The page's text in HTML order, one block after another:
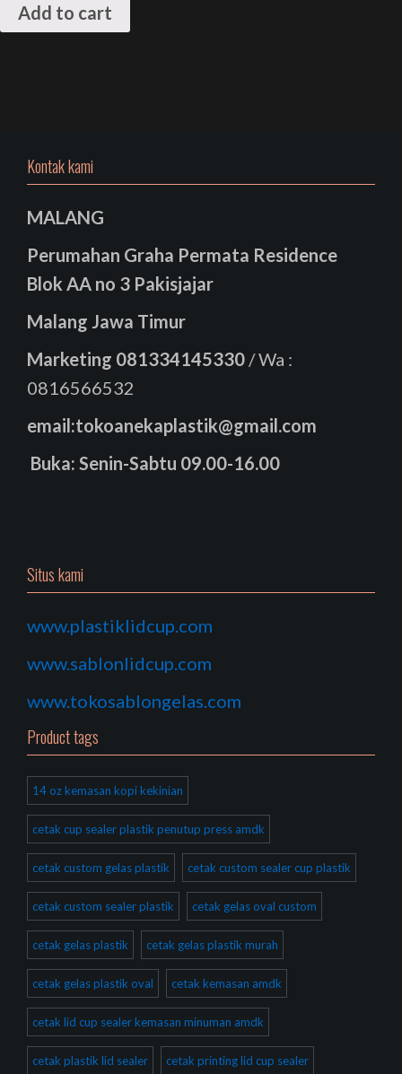
Add to cart
Kontak kami
MALANG
Perumahan Graha Permata Residence
Blok AA no 3 Pakisjajar
Malang Jawa Timur
Marketing 081334145330 / Wa :
0816566532
email:tokoanekaplastik@gmail.com
Buka: Senin-Sabtu 09.00-16.00
Situs kami
www.plastiklidcup.com
www.sablonlidcup.com
www.tokosablongelas.com
Product tags
14 oz kemasan kopi kekinian
cetak cup sealer plastik penutup press amdk
cetak custom gelas plastik cetak custom sealer cup plastik
cetak custom sealer plastik cetak gelas oval custom
cetak gelas plastik cetak gelas plastik murah
cetak gelas plastik oval cetak kemasan amdk
cetak lid cup sealer kemasan minuman amdk
cetak plastik lid sealer cetak printing lid cup sealer